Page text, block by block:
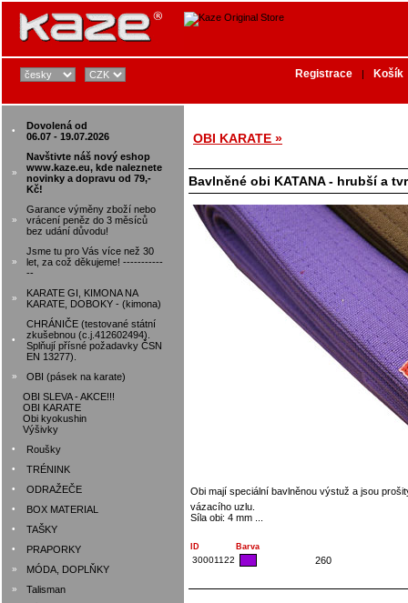
•
Dovolená od
06.07 - 19.07.2026
»
Navštivte náš nový eshop
www.kaze.eu, kde naleznete
novinky a dopravu od 79,-
Kč!
»
Garance výměny zboží nebo
vrácení peněz do 3 měsíců
bez udání důvodu!
»
Jsme tu pro Vás více než 30
let, za což děkujeme! -----------
--
»
KARATE GI, KIMONA NA
KARATE, DOBOKY - (kimona)
•
CHRÁNIČE (testované státní
zkušebnou (c.j.412602494).
Splňují přísné požadavky ČSN
EN 13277).
»
OBI (pásek na karate)
OBI SLEVA - AKCE!!!
OBI KARATE
Obi kyokushin
Výšivky
• Roušky
• TRÉNINK
• ODRAŽEČE
• BOX MATERIAL
• TAŠKY
• PRAPORKY
» MÓDA, DOPLŇKY
» Talisman
Registrace | Košík
OBI KARATE »
Bavlněné obi KATANA - hrubší a
Obi mají speciální bavlněnou výstuž a jsou
vázacího uzlu.
Síla obi: 4 mm ...
ID Barva
30001122 260